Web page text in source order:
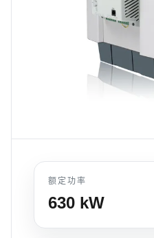
额定功率
630 kW